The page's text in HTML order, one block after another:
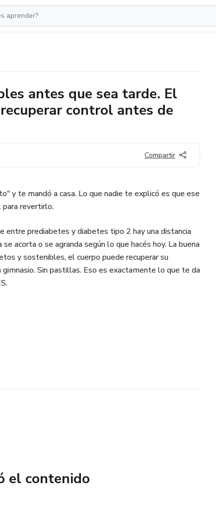
antes que sea tarde. El
control antes de
Compartir
y te mandó a casa. Lo que nadie te explicó es que ese
para revertirlo.
entre prediabetes y diabetes tipo 2 hay una distancia
acorta o se agranda según lo que hacés hoy. La buena
y sostenibles, el cuerpo puede recuperar su
Sin pastillas. Eso es exactamente lo que te da
el contenido